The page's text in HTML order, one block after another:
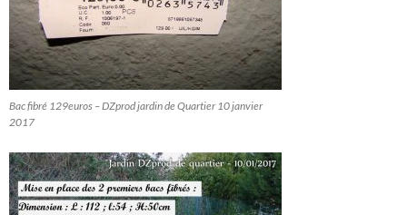
Bac fibré 129euros – DZprod jardin de Quartier 10 janvier
2017